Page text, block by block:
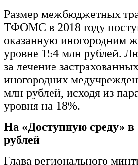
Размер межбюджетных
ТФОМС в 2018 году
оказанную иногородним
уровне 154 млн рублей.
за лечение
иногородних
млн рублей, исходя из
уровня на 18%.
На «Доступную среду» в
рублей
Глава регионального